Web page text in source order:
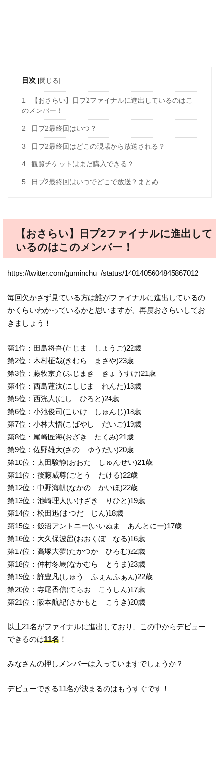
目次 [閉じる]
1
【おさらい】日プ2ファイナルに進出しているのはこ
のメンバー！
2 日プ2最終回はいつ？
3 日プ2最終回はどこの現場から放送される？
4 観覧チケットはまだ購入できる？
5 日プ2最終回はいつでどこで放送？まとめ
【おさらい】日プ2ファイナルに進出して
いるのはこのメンバー！
https://twitter.com/guminchu_/status/1401405604845867012
毎回欠かさず見ている方は誰がファイナルに進出しているの
かくらいわかっているかと思いますが、再度おさらいしてお
きましょう！
第1位：田島将吾(たじま しょうご)22歳
第2位：木村柾哉(きむら まさや)23歳
第3位：藤牧京介(ふじまき きょうすけ)21歳
第4位：西島蓮汰(にしじま れんた)18歳
第5位：西洸人(にし ひろと)24歳
第6位：小池俊司(こいけ しゅんじ)18歳
第7位：小林大悟(こばやし だいご)19歳
第8位：尾崎匠海(おざき たくみ)21歳
第9位：佐野雄大(さの ゆうだい)20歳
第10位：太田駿静(おおた しゅんせい)21歳
第11位：後藤威尊(ごとう たける)22歳
第12位：中野海帆(なかの かいほ)22歳
第13位：池崎理人(いけざき りひと)19歳
第14位：松田迅(まつだ じん)18歳
第15位：飯沼アントニー(いいぬま あんとにー)17歳
第16位：大久保波留(おおくぼ なる)16歳
第17位：高塚大夢(たかつか ひろむ)22歳
第18位：仲村冬馬(なかむら とうま)23歳
第19位：許豊凡(しゅう ふぇんふぁん)22歳
第20位：寺尾香信(てらお こうしん)17歳
第21位：阪本航紀(さかもと こうき)20歳
以上21名がファイナルに進出しており、この中からデビュー
できるのは11名 ！
みなさんの押しメンバーは入っていますでしょうか？
デビューできる11名が決まるのはもうすぐです！